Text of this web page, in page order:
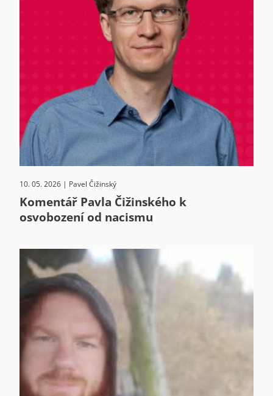
10. 05. 2026 | Pavel Čižinský
Komentář Pavla Čižinského k
osvobození od nacismu